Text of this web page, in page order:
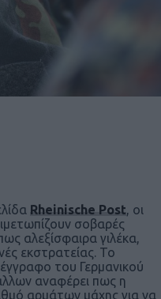
Rheinische Post, οι
σοβαρές
αλεξίσφαιρα γιλέκα,
εκστρατείας. Το
του Γερμανικού
αναφέρει πως η
αρμάτων μάχης για να